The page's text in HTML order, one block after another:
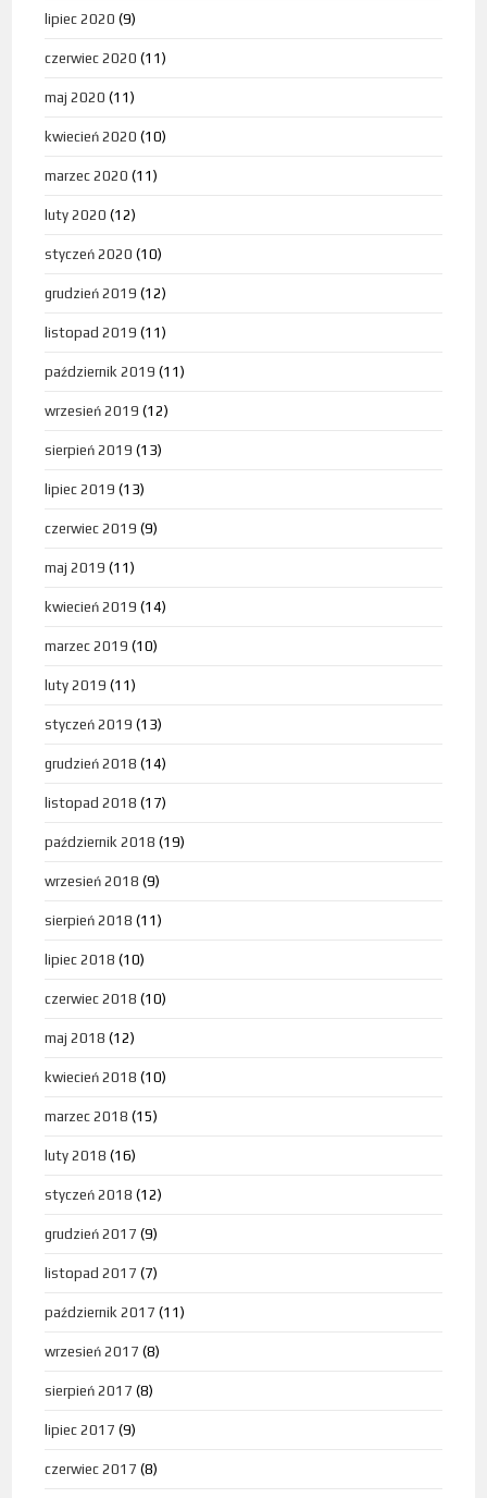
lipiec 2020 (9)
czerwiec 2020 (11)
maj 2020 (11)
kwiecień 2020 (10)
marzec 2020 (11)
luty 2020 (12)
styczeń 2020 (10)
grudzień 2019 (12)
listopad 2019 (11)
październik 2019 (11)
wrzesień 2019 (12)
sierpień 2019 (13)
lipiec 2019 (13)
czerwiec 2019 (9)
maj 2019 (11)
kwiecień 2019 (14)
marzec 2019 (10)
luty 2019 (11)
styczeń 2019 (13)
grudzień 2018 (14)
listopad 2018 (17)
październik 2018 (19)
wrzesień 2018 (9)
sierpień 2018 (11)
lipiec 2018 (10)
czerwiec 2018 (10)
maj 2018 (12)
kwiecień 2018 (10)
marzec 2018 (15)
luty 2018 (16)
styczeń 2018 (12)
grudzień 2017 (9)
listopad 2017 (7)
październik 2017 (11)
wrzesień 2017 (8)
sierpień 2017 (8)
lipiec 2017 (9)
czerwiec 2017 (8)